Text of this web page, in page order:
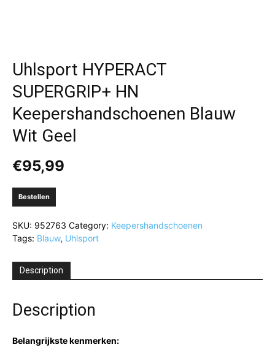
Uhlsport HYPERACT
SUPERGRIP+ HN
Keepershandschoenen Blauw
Wit Geel
€95,99
Bestellen
SKU: 952763 Category: Keepershandschoenen
Tags: Blauw, Uhlsport
Description
Description
Belangrijkste kenmerken: